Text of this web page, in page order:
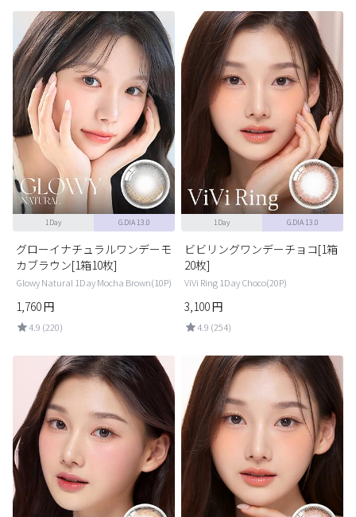
1Day G.DIA 13.0
グローイナチュラルワンデーモ
カブラウン[1箱10枚]
Glowy Natural 1Day Mocha Brown(10P)
1,760円
4.9 (220)
1Day G.DIA 13.0
ビビリングワンデーチョコ[1箱
20枚]
ViVi Ring 1Day Choco(20P)
3,100円
4.9 (254)